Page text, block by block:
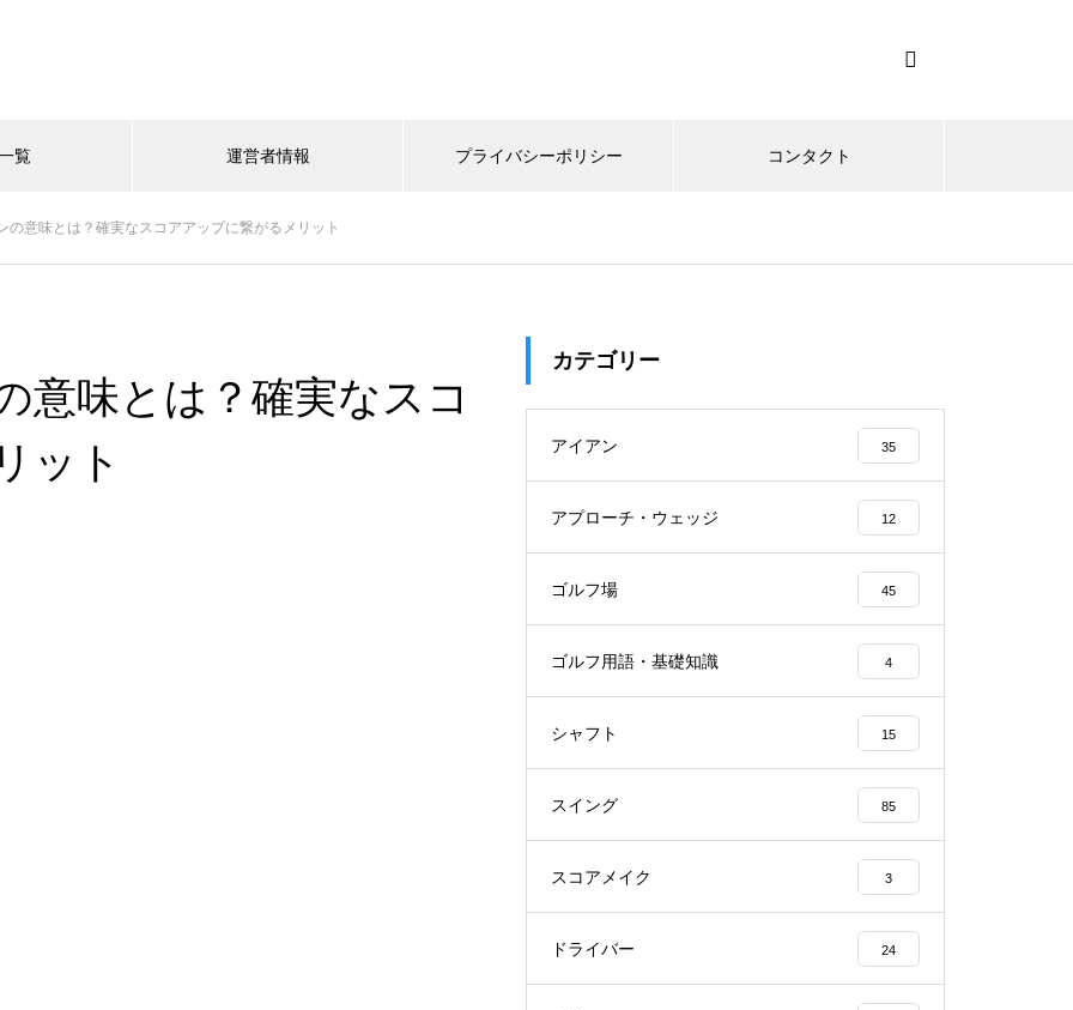
覧 運営者情報 プライバシーポリシー コンタクト
の意味とは？確実なスコアアップに繋がるメリット
意味とは？確実なスコ
ット
カテゴリー
アイアン 35
アプローチ・ウェッジ 12
ゴルフ場 45
ゴルフ用語・基礎知識 4
シャフト 15
スイング 85
スコアメイク 3
ドライバー 24